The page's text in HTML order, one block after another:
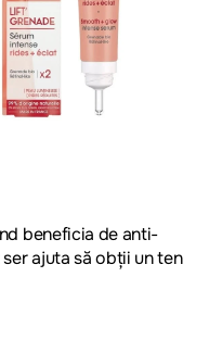
beneficia de anti-
ajuta să obții un ten